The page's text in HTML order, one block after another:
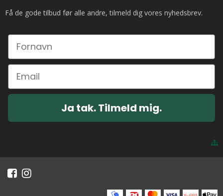
Få de gode tilbud før alle andre, tilmeld dig vores nyhedsbrev.
Ja tak. Tilmeld mig.